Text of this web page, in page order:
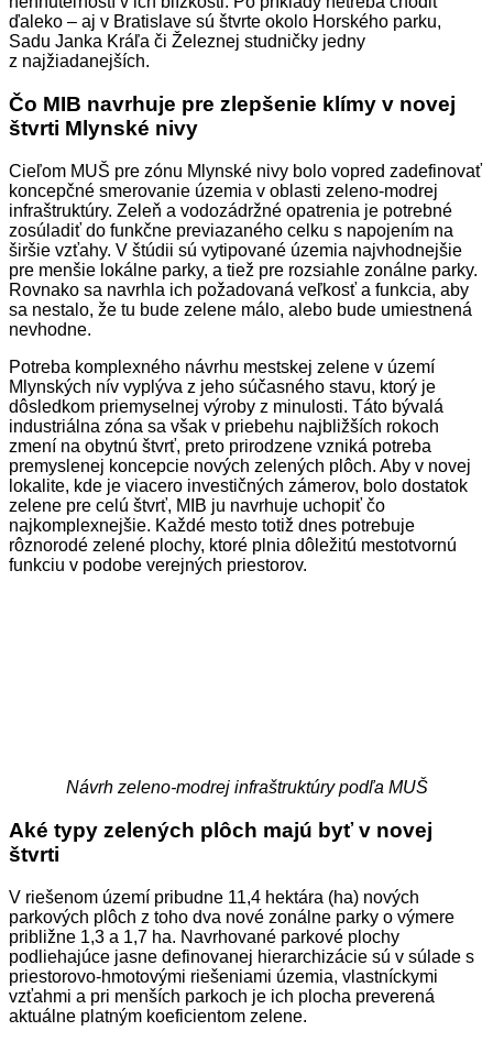
ďaleko – aj v Bratislave sú štvrte okolo Horského parku,
Sadu Janka Kráľa či Železnej studničky jedny
z najžiadanejších.
Čo MIB navrhuje pre zlepšenie klímy v novej
štvrti Mlynské nivy
Cieľom MUŠ pre zónu Mlynské nivy bolo vopred zadefinovať
koncepčné smerovanie územia v oblasti zeleno-modrej
infraštruktúry. Zeleň a vodozádržné opatrenia je potrebné
zosúladiť do funkčne previazaného celku s napojením na
širšie vzťahy. V štúdii sú vytipované územia najvhodnejšie
pre menšie lokálne parky, a tiež pre rozsiahle zonálne parky.
Rovnako sa navrhla ich požadovaná veľkosť a funkcia, aby
sa nestalo, že tu bude zelene málo, alebo bude umiestnená
nevhodne.
Potreba komplexného návrhu mestskej zelene v území
Mlynských nív vyplýva z jeho súčasného stavu, ktorý je
dôsledkom priemyselnej výroby z minulosti. Táto bývalá
industriálna zóna sa však v priebehu najbližších rokoch
zmení na obytnú štvrť, preto prirodzene vzniká potreba
premyslenej koncepcie nových zelených plôch. Aby v novej
lokalite, kde je viacero investičných zámerov, bolo dostatok
zelene pre celú štvrť, MIB ju navrhuje uchopiť čo
najkomplexnejšie. Každé mesto totiž dnes potrebuje
rôznorodé zelené plochy, ktoré plnia dôležitú mestotvornú
funkciu v podobe verejných priestorov.
Návrh zeleno-modrej infraštruktúry podľa MUŠ
Aké typy zelených plôch majú byť v novej
štvrti
V riešenom území pribudne 11,4 hektára (ha) nových
parkových plôch z toho dva nové zonálne parky o výmere
približne 1,3 a 1,7 ha. Navrhované parkové plochy
podliehajúce jasne definovanej hierarchizácie sú v súlade s
priestorovo-hmotovými riešeniami územia, vlastníckymi
vzťahmi a pri menších parkoch je ich plocha preverená
aktuálne platným koeficientom zelene.